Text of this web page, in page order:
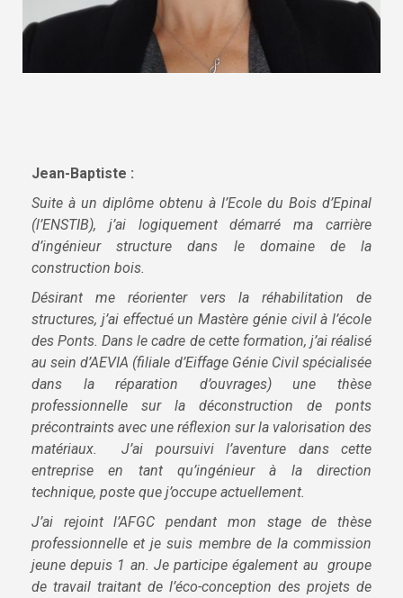
Jean-Baptiste :
Suite à un diplôme obtenu à l’Ecole du Bois d’Epinal
(l’ENSTIB), j’ai logiquement démarré ma carrière
d’ingénieur structure dans le domaine de la
construction bois.
Désirant me réorienter vers la réhabilitation de
structures, j’ai effectué un Mastère génie civil à l’école
des Ponts. Dans le cadre de cette formation, j’ai réalisé
au sein d’AEVIA (filiale d’Eiffage Génie Civil spécialisée
dans la réparation d’ouvrages) une thèse
professionnelle sur la déconstruction de ponts
précontraints avec une réflexion sur la valorisation des
matériaux. J’ai poursuivi l’aventure dans cette
entreprise en tant qu’ingénieur à la direction
technique, poste que j’occupe actuellement.
J’ai rejoint l’AFGC pendant mon stage de thèse
professionnelle et je suis membre de la commission
jeune depuis 1 an. Je participe également au groupe
de travail traitant de l’éco-conception des projets de